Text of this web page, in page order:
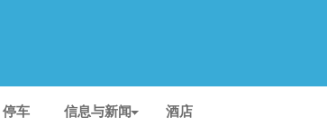
停车 信息与新闻 酒店